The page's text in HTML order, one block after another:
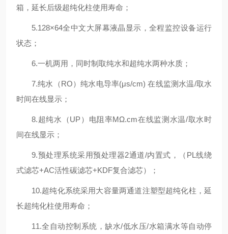
箱，延长后级超纯化柱使用寿命；
5.128×64全中文大屏幕液晶显示，全程监控设备运行
状态；
6.一机两用，同时制取纯水和超纯水两种水质；
7.纯水（RO）纯水电导率(μs/cm) 在线监测水温/取水
时间在线显示；
8.超纯水（UP）电阻率MΩ.cm在线监测水温/取水时
间在线显示；
9.预处理系统采用预处理器2通道/内置式，（PL线绕
式滤芯+AC活性碳滤芯+KDF复合滤芯）；
10.超纯化系统采用大容量两通道注塑型超纯化柱，延
长超纯化柱使用寿命；
11.全自动控制系统，缺水/低水压/水箱满水等自动停